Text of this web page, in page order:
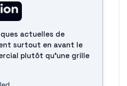
actuelles de
surtout en avant le
plutôt qu'une grille